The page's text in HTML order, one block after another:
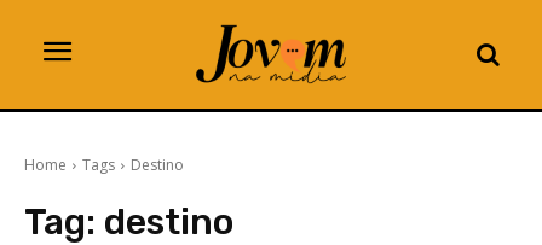
Home Tags Destino
Tag: destino